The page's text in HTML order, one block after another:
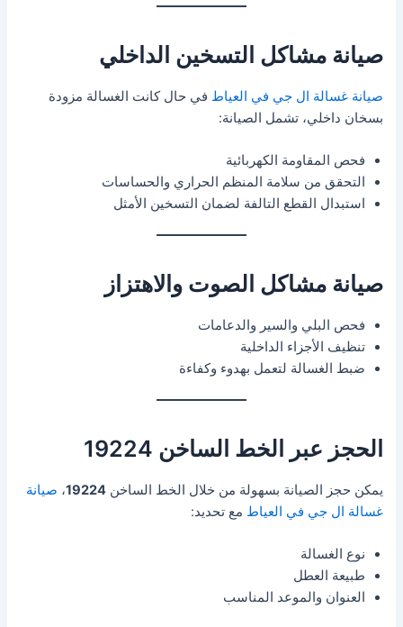
صيانة مشاكل التسخين الداخلي
صيانة غسالة ال جي في العياط في حال كانت الغسالة مزودة
بسخان داخلي، تشمل الصيانة:
فحص المقاومة الكهربائية
التحقق من سلامة المنظم الحراري والحساسات
استبدال القطع التالفة لضمان التسخين الأمثل
صيانة مشاكل الصوت والاهتزاز
فحص البلي والسير والدعامات
تنظيف الأجزاء الداخلية
ضبط الغسالة لتعمل بهدوء وكفاءة
الحجز عبر الخط الساخن 19224
يمكن حجز الصيانة بسهولة من خلال الخط الساخن19224، صيانة
غسالة ال جي في العياط مع تحديد:
نوع الغسالة
طبيعة العطل
العنوان والموعد المناسب